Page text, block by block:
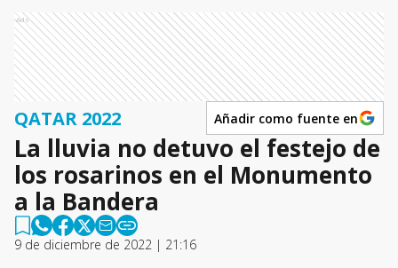
Ads
QATAR 2022 Añadir como fuente en
La lluvia no detuvo el festejo de
los rosarinos en el Monumento
a la Bandera
9 de diciembre de 2022 | 21:16